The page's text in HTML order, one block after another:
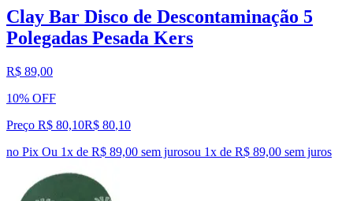
Clay Bar Disco de Descontaminação 5
Polegadas Pesada Kers
R$ 89,00
10% OFF
Preço R$ 80,10R$ 80,10
no Pix Ou 1x de R$ 89,00 sem jurosou 1x de R$ 89,00 sem juros